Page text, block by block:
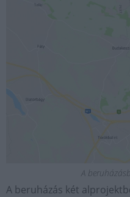
A
A beruházás két